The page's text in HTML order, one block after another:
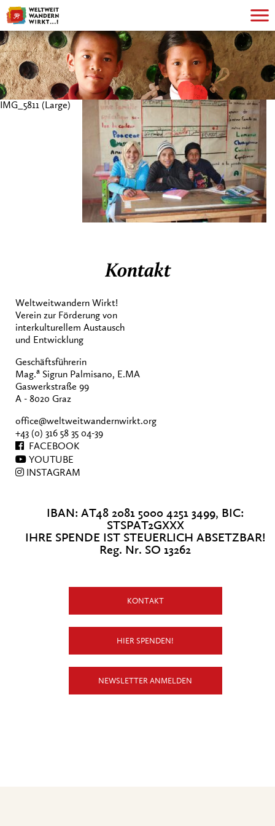
IMG_5811 (Large)
Kontakt
Weltweitwandern Wirkt!
Verein zur Förderung von
interkulturellem Austausch
und Entwicklung
Geschäftsführerin
Mag.a Sigrun Palmisano, E.MA
Gaswerkstraße 99
A - 8020 Graz
office@weltweitwandernwirkt.org
+43 (0) 316 58 35 04-39
FACEBOOK
YOUTUBE
INSTAGRAM
IBAN: AT48 2081 5000 4251 3499, BIC:
STSPAT2GXXX
IHRE SPENDE IST STEUERLICH ABSETZBAR!
Reg. Nr. SO 13262
KONTAKT
HIER SPENDEN!
NEWSLETTER ANMELDEN